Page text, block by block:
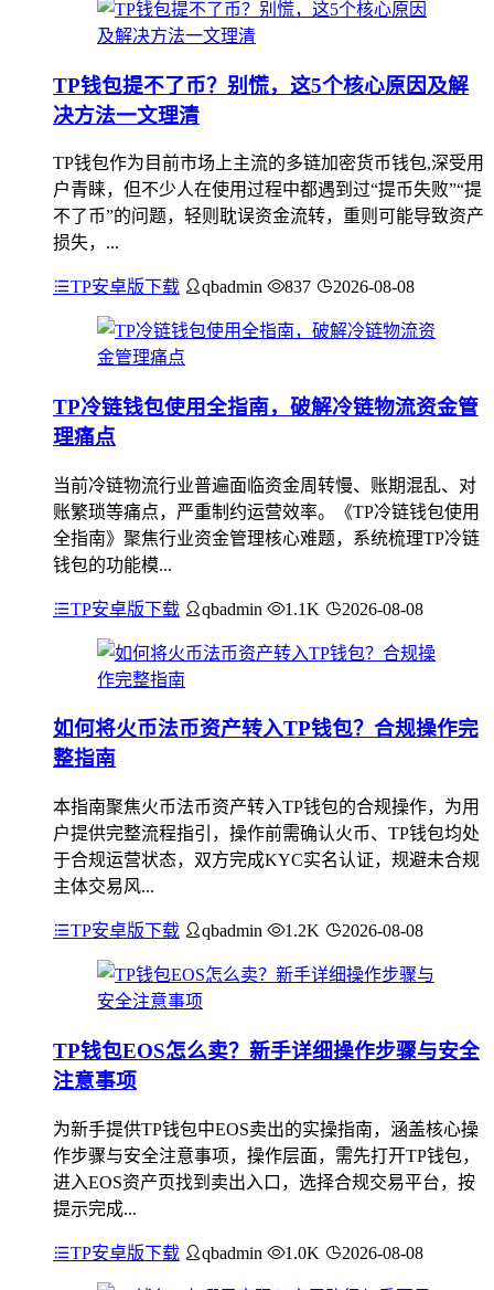
TP钱包提不了币？别慌，这5个核心原因及解
决方法一文理清
TP钱包作为目前市场上主流的多链加密货币钱包,深受用
户青睐，但不少人在使用过程中都遇到过“提币失败”“提
不了币”的问题，轻则耽误资金流转，重则可能导致资产
损失，...
TP安卓版下载 qbadmin 837 2026-08-08
TP冷链钱包使用全指南，破解冷链物流资金管
理痛点
当前冷链物流行业普遍面临资金周转慢、账期混乱、对
账繁琐等痛点，严重制约运营效率。《TP冷链钱包使用
全指南》聚焦行业资金管理核心难题，系统梳理TP冷链
钱包的功能模...
TP安卓版下载 qbadmin 1.1K 2026-08-08
如何将火币法币资产转入TP钱包？合规操作完
整指南
本指南聚焦火币法币资产转入TP钱包的合规操作，为用
户提供完整流程指引，操作前需确认火币、TP钱包均处
于合规运营状态，双方完成KYC实名认证，规避未合规
主体交易风...
TP安卓版下载 qbadmin 1.2K 2026-08-08
TP钱包EOS怎么卖？新手详细操作步骤与安全
注意事项
为新手提供TP钱包中EOS卖出的实操指南，涵盖核心操
作步骤与安全注意事项，操作层面，需先打开TP钱包，
进入EOS资产页找到卖出入口，选择合规交易平台，按
提示完成...
TP安卓版下载 qbadmin 1.0K 2026-08-08